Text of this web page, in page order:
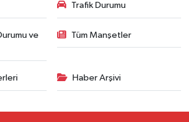
Trafik Durumu
ve
Tüm Manşetler
Haber Arşivi